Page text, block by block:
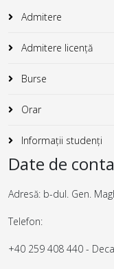
Admitere
Admitere licență
Burse
Orar
Informații studenți
Date de
Adresă: b-dul. Gen.
Telefon:
+40 259 408 440 -